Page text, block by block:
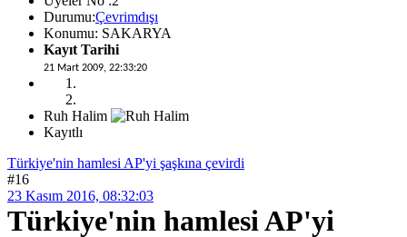
Durumu:Çevrimdışı
Konumu: SAKARYA
Kayıt Tarihi
21 Mart 2009, 22:33:20
Ruh Halim
Kayıtlı
Türkiye'nin hamlesi AP'yi şaşkına çevirdi
#16
23 Kasım 2016, 08:32:03
Türkiye'nin hamlesi AP'yi